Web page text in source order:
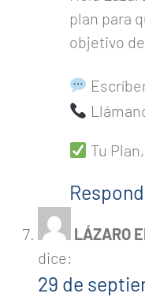
plan para
objetivo
Tu
LÁZARO
dice:
29 de